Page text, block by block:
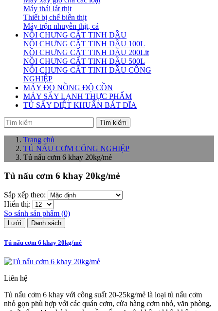
Máy thái lát thịt
Thiết bị chế biến thịt
Máy trộn nhuyễn thịt, cá
NỒI CHƯNG CẤT TINH DẦU
NỒI CHƯNG CẤT TINH DẦU 100L
NỒI CHƯNG CẤT TINH DẦU 200Lit
NỒI CHƯNG CẤT TINH DẦU 500L
NỒI CHƯNG CẤT TINH DẦU CÔNG
NGHIỆP
MÁY ĐO NỒNG ĐỘ CỒN
MÁY SẤY LẠNH THỰC PHẨM
TỦ SẤY DIỆT KHUẨN BÁT ĐĨA
Tìm kiếm
Trang chủ
TỦ NẤU CƠM CÔNG NGHIỆP
Tủ nấu cơm 6 khay 20kg/mẻ
Tủ nấu cơm 6 khay 20kg/mẻ
Sắp xếp theo:
Hiển thị:
So sánh sản phẩm (0)
Lưới Danh sách
Tủ nấu cơm 6 khay 20kg/mẻ
Liên hệ
Tủ nấu cơm 6 khay với công suất 20-25kg/mẻ là loại tủ nấu cơm
nhỏ gọn phù hợp với các quán cơm, cửa hàng cơm nhỏ, văn phòng,